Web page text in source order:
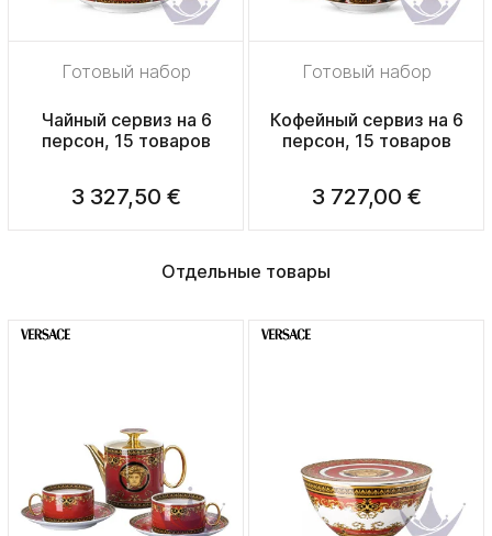
Готовый набор
Чайный сервиз на 6
персон, 15 товаров
3 327,50 €
Готовый набор
Кофейный сервиз на 6
персон, 15 товаров
3 727,00 €
Отдельные товары